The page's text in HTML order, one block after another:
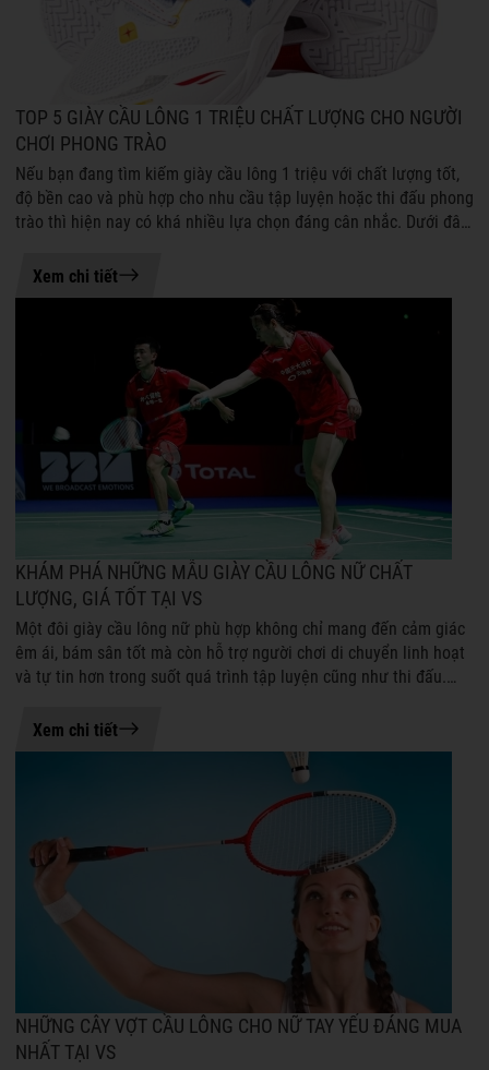
21-07-2026 08:54
TOP 5 GIÀY CẦU LÔNG 1 TRIỆU CHẤT LƯỢNG CHO NGƯỜI
CHƠI PHONG TRÀO
Nếu bạn đang tìm kiếm giày cầu lông 1 triệu với chất lượng tốt,
độ bền cao và phù hợp cho nhu cầu tập luyện hoặc thi đấu phong
trào thì hiện nay có khá nhiều lựa chọn đáng cân nhắc. Dưới đây
Xem chi tiết
21-07-2026 08:45
KHÁM PHÁ NHỮNG MẪU GIÀY CẦU LÔNG NỮ CHẤT
LƯỢNG, GIÁ TỐT TẠI VS
Một đôi giày cầu lông nữ phù hợp không chỉ mang đến cảm giác
êm ái, bám sân tốt mà còn hỗ trợ người chơi di chuyển linh hoạt
và tự tin hơn trong suốt quá trình tập luyện cũng như thi đấu.
Xem chi tiết
NHỮNG CÂY VỢT CẦU LÔNG CHO NỮ TAY YẾU ĐÁNG MUA
NHẤT TẠI VS